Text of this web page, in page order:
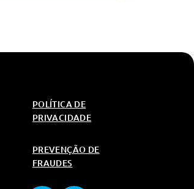
POLÍTICA DE
PRIVACIDADE
PREVENÇÃO DE
FRAUDES